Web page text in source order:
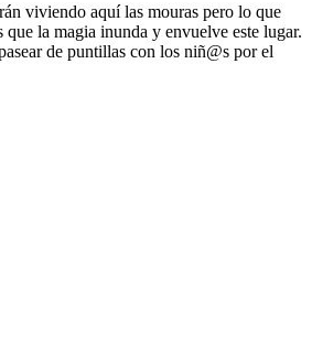
viviendo aquí las mouras pero lo que
que la magia inunda y envuelve este lugar.
de puntillas con los niñ@s por el